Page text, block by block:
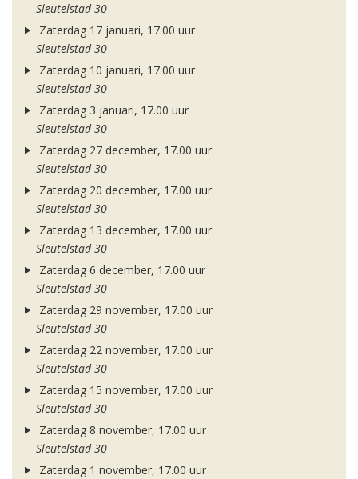
Sleutelstad 30
Zaterdag 17 januari, 17.00 uur
Sleutelstad 30
Zaterdag 10 januari, 17.00 uur
Sleutelstad 30
Zaterdag 3 januari, 17.00 uur
Sleutelstad 30
Zaterdag 27 december, 17.00 uur
Sleutelstad 30
Zaterdag 20 december, 17.00 uur
Sleutelstad 30
Zaterdag 13 december, 17.00 uur
Sleutelstad 30
Zaterdag 6 december, 17.00 uur
Sleutelstad 30
Zaterdag 29 november, 17.00 uur
Sleutelstad 30
Zaterdag 22 november, 17.00 uur
Sleutelstad 30
Zaterdag 15 november, 17.00 uur
Sleutelstad 30
Zaterdag 8 november, 17.00 uur
Sleutelstad 30
Zaterdag 1 november, 17.00 uur